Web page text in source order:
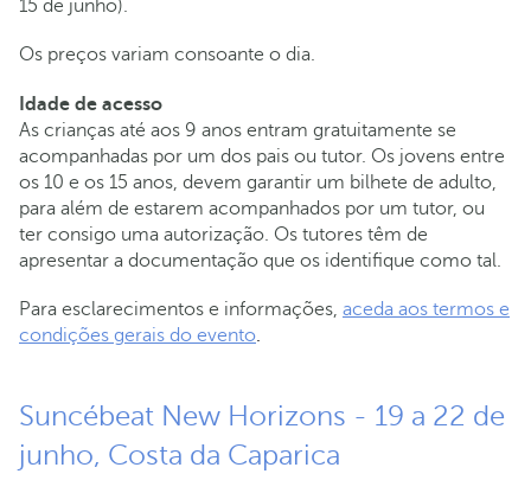
15 de junho).
Os preços variam consoante o dia.
Idade de acesso
As crianças até aos 9 anos entram gratuitamente se
acompanhadas por um dos pais ou tutor. Os jovens entre
os 10 e os 15 anos, devem garantir um bilhete de adulto,
para além de estarem acompanhados por um tutor, ou
ter consigo uma autorização. Os tutores têm de
apresentar a documentação que os identifique como tal.
Para esclarecimentos e informações, aceda aos termos e
condições gerais do evento.
Suncébeat New Horizons - 19 a 22 de
junho, Costa da Caparica